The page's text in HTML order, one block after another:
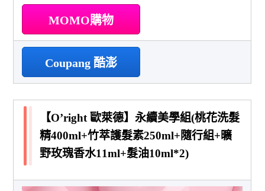
MOMO購物
Coupang 酷澎
【O’right 歐萊德】永續美學組(桃花洗髮
精400ml+竹萃護髮素250ml+隨行組+曠
野玫瑰香水11ml+髮油10ml*2)